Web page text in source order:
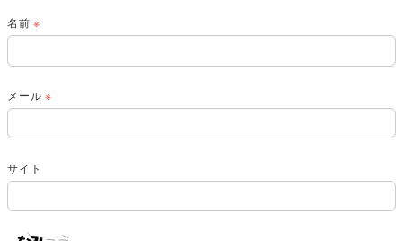
名前※
メール※
サイト